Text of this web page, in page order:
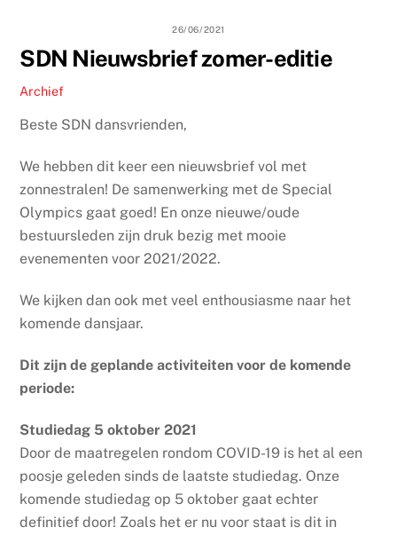
26/06/2021
SDN Nieuwsbrief zomer-editie
Archief
Beste SDN dansvrienden,
We hebben dit keer een nieuwsbrief vol met
zonnestralen! De samenwerking met de Special
Olympics gaat goed! En onze nieuwe/oude
bestuursleden zijn druk bezig met mooie
evenementen voor 2021/2022.
We kijken dan ook met veel enthousiasme naar het
komende dansjaar.
Dit zijn de geplande activiteiten voor de komende
periode:
Studiedag 5 oktober 2021
Door de maatregelen rondom COVID-19 is het al een
poosje geleden sinds de laatste studiedag. Onze
komende studiedag op 5 oktober gaat echter
definitief door! Zoals het er nu voor staat is dit in